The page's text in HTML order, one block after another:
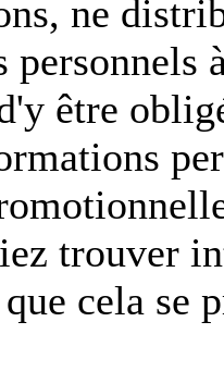
ne
être
trouver
cela se